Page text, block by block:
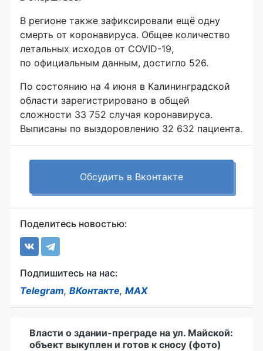
В регионе также зафиксировали ещё одну
смерть от коронавируса. Общее количество
летальных исходов от COVID-19,
по официальным данным, достигло 526.
По состоянию на 4 июня в Калининградской
области зарегистрировано в общей
сложности 33 752 случая коронавируса.
Выписаны по выздоровлению 32 632 пациента.
Обсудить в Вконтакте
Поделитесь новостью:
Подпишитесь на нас:
Telegram, ВКонтакте, MAX
Власти о здании-преграде на ул. Майской:
объект выкуплен и готов к сносу (фото)